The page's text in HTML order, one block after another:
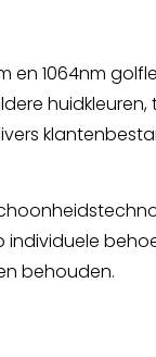
en 1064nm
huidkleuren,
behouden.